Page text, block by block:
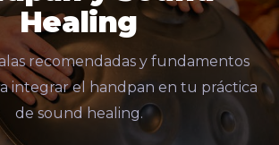
Healing
recomendadas y fundamentos
integrar el handpan en tu práctica
de sound healing.